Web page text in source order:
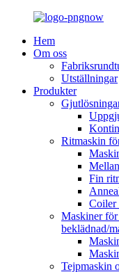
Hem
Om oss
Utställningar
Produkter
Ritmaskin
Fin
Coiler
Maskiner
beklädnad/
Tejpmaskin